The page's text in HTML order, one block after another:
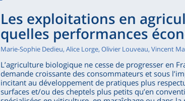
Les exploitations en
quelles performances
Marie-Sophie Dedieu, Alice Lorge, Olivier Louveau, Vincent
L’agriculture biologique ne cesse de progresser en
demande croissante des consommateurs et sous
incitant au développement de pratiques plus
surfaces et/ou des cheptels plus petits qu’en